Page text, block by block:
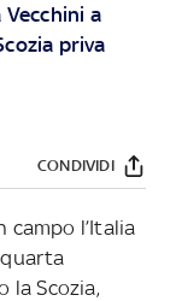
a
priva
CONDIVIDI
l’Italia
la Scozia,